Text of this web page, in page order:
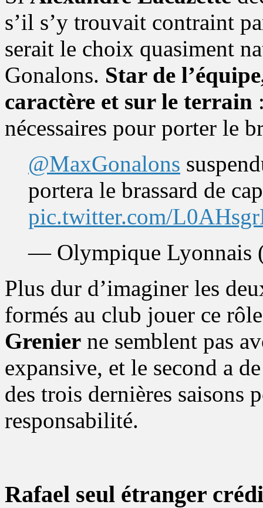
s’il s’y trouvait contraint
serait le choix quasiment
Gonalons. Star de
caractère et sur le terrain
nécessaires pour porter le
@MaxGonalons
portera le brassard de
pic.twitter.com/
— Olympique Lyonnais
Plus dur d’imaginer les
formés au club jouer ce
Grenier ne semblent pas
expansive, et le second a
des trois dernières saisons
responsabilité.
Rafael seul étranger